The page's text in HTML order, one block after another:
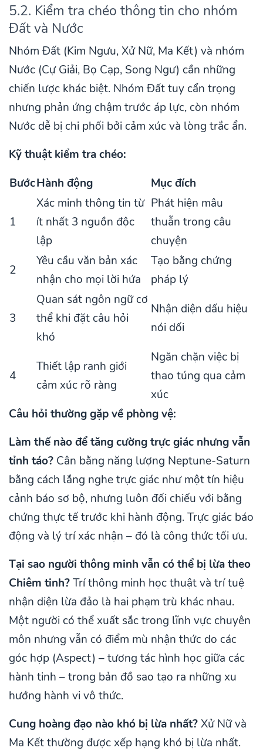
5.2. Kiểm tra chéo thông tin cho nhóm
Đất và Nước
Nhóm Đất (Kim Ngưu, Xử Nữ, Ma Kết) và nhóm
Nước (Cự Giải, Bọ Cạp, Song Ngư) cần những
chiến lược khác biệt. Nhóm Đất tuy cẩn trọng
nhưng phản ứng chậm trước áp lực, còn nhóm
Nước dễ bị chi phối bởi cảm xúc và lòng trắc ẩn.
Kỹ thuật kiểm tra chéo:
BướcHành động Mục đích
1
Xác minh thông tin từ
ít nhất 3 nguồn độc
lập
Phát hiện mâu
thuẫn trong câu
chuyện
2
Yêu cầu văn bản xác
nhận cho mọi lời hứa
Tạo bằng chứng
pháp lý
3
Quan sát ngôn ngữ cơ
thể khi đặt câu hỏi
khó
Nhận diện dấu hiệu
nói dối
4
Thiết lập ranh giới
cảm xúc rõ ràng
Ngăn chặn việc bị
thao túng qua cảm
xúc
Câu hỏi thường gặp về phòng vệ:
Làm thế nào để tăng cường trực giác nhưng vẫn
tỉnh táo? Cân bằng năng lượng Neptune-Saturn
bằng cách lắng nghe trực giác như một tín hiệu
cảnh báo sơ bộ, nhưng luôn đối chiếu với bằng
chứng thực tế trước khi hành động. Trực giác báo
động và lý trí xác nhận – đó là công thức tối ưu.
Tại sao người thông minh vẫn có thể bị lừa theo
Chiêm tinh?Trí thông minh học thuật và trí tuệ
nhận diện lừa đảo là hai phạm trù khác nhau.
Một người có thể xuất sắc trong lĩnh vực chuyên
môn nhưng vẫn có điểm mù nhận thức do các
góc hợp (Aspect) – tương tác hình học giữa các
hành tinh – trong bản đồ sao tạo ra những xu
hướng hành vi vô thức.
Cung hoàng đạo nào khó bị lừa nhất?Xử Nữ và
Ma Kết thường được xếp hạng khó bị lừa nhất.